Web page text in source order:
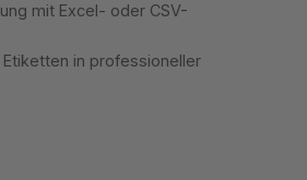
mit Excel- oder CSV-
in professioneller